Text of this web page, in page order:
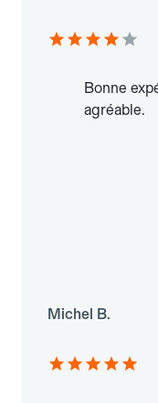
Bonne
agréable.
Michel B.